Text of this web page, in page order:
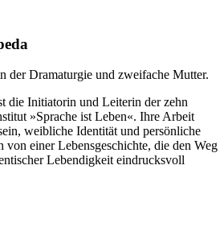
der Dramaturgie und zweifache Mutter.
die Initiatorin und Leiterin der zehn
»Sprache ist Leben«. Ihre Arbeit
weibliche Identität und persönliche
von einer Lebensgeschichte, die den Weg
Lebendigkeit eindrucksvoll